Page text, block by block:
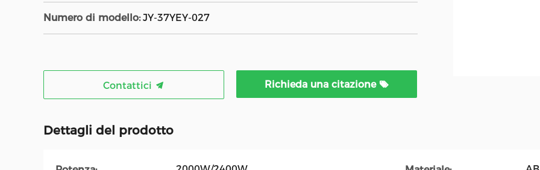
Numero di modello: JY-37YEY-027
Contattici Richieda una citazione
Dettagli del prodotto